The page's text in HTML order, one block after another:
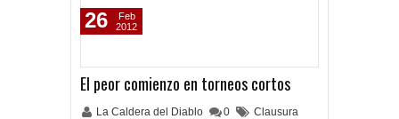
El peor comienzo en torneos cortos
La Caldera del Diablo 0
Clausura
26
Feb
2012